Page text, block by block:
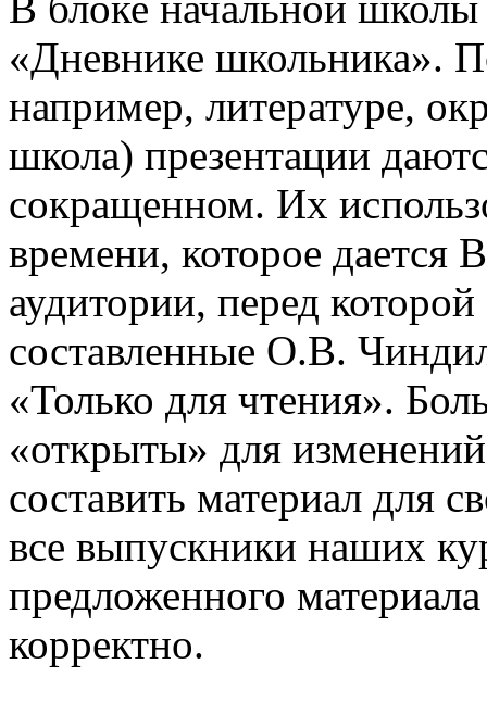
«Дневнике школьника».
например, литературе,
школа) презентации
сокращенном. Их
времени, которое дается
аудитории, перед
составленные О.В.
«Только для чтения».
«открыты» для
составить материал для
все выпускники наших
предложенного
корректно.